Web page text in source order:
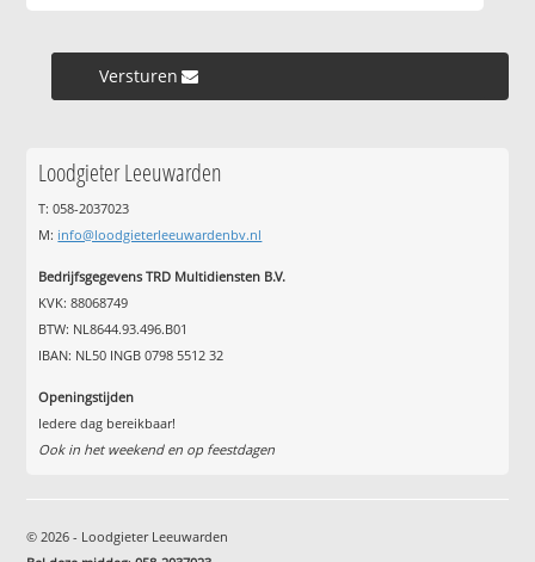
Versturen »
Loodgieter Leeuwarden
T: 058-2037023
M: info@loodgieterleeuwardenbv.nl
Bedrijfsgegevens TRD Multidiensten B.V.
KVK: 88068749
BTW: NL8644.93.496.B01
IBAN: NL50 INGB 0798 5512 32
Openingstijden
Iedere dag bereikbaar!
Ook in het weekend en op feestdagen
© 2026 - Loodgieter Leeuwarden